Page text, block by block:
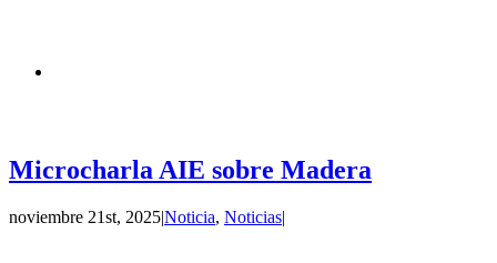
Microcharla AIE sobre Madera
noviembre 21st, 2025|Noticia, Noticias|